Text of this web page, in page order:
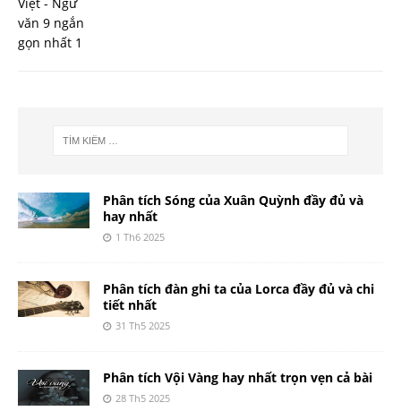
Phân tích Sóng của Xuân Quỳnh đầy đủ và
hay nhất
1 Th6 2025
Phân tích đàn ghi ta của Lorca đầy đủ và chi
tiết nhất
31 Th5 2025
Phân tích Vội Vàng hay nhất trọn vẹn cả bài
28 Th5 2025